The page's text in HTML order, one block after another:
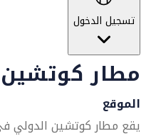
تسجيل الدخول
مطار
الموقع